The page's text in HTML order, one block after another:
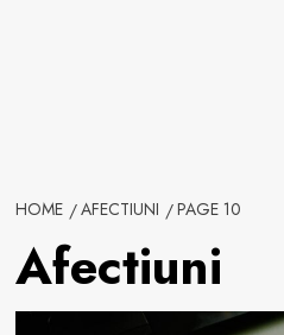
HOME AFECTIUNI PAGE 10
Afectiuni